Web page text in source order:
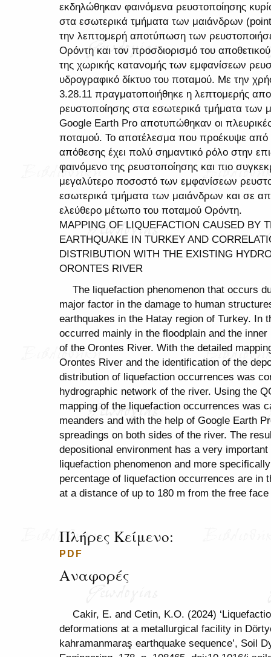
εκδηλώθηκαν φαινόμενα ρευστοποίησης
στα εσωτερικά τμήματα των μαιάνδρων
την λεπτομερή αποτύπωση των
Ορόντη και τον προσδιορισμό του
της χωρικής κατανομής των εμφανίσεων
υδρογραφικό δίκτυο του ποταμού. Με την
3.28.11 πραγματοποιήθηκε η λεπτομερής
ρευστοποίησης στα εσωτερικά τμήματα των
Google Earth Pro αποτυπώθηκαν οι
ποταμού. Το αποτέλεσμα που προέκυψε από
απόθεσης έχει πολύ σημαντικό ρόλο στην
φαινόμενο της ρευστοποίησης και πιο
μεγαλύτερο ποσοστό των εμφανίσεων
εσωτερικά τμήματα των μαιάνδρων και σε
ελεύθερο μέτωπο του ποταμού Ορόντη.
MAPPING OF LIQUEFACTION CAUSED BY
EARTHQUAKE IN TURKEY AND
DISTRIBUTION WITH THE EXISTING
ORONTES RIVER
The liquefaction phenomenon that occurs
major factor in the damage to human
earthquakes in the Hatay region of Turkey. In
occurred mainly in the floodplain and the
of the Orontes River. With the detailed
Orontes River and the identification of the
distribution of liquefaction occurrences was
hydrographic network of the river. Using the
mapping of the liquefaction occurrences was
meanders and with the help of Google Earth
spreadings on both sides of the river. The
depositional environment has a very
liquefaction phenomenon and more
percentage of liquefaction occurrences are in
at a distance of up to 180 m from the free
Πλήρες Κείμενο:
PDF
Αναφορές
Cakir, E. and Cetin, K.O. (2024)
deformations at a metallurgical facility in
kahramanmaraş earthquake sequence’, Soil